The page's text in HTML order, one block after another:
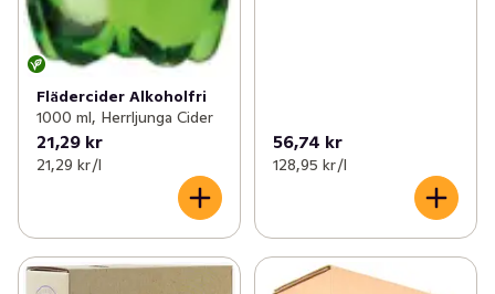
Flädercider Alkoholfri
1000 ml, Herrljunga Cider
21,29 kr
21,29 kr /l
56,74 kr
128,95 kr /l